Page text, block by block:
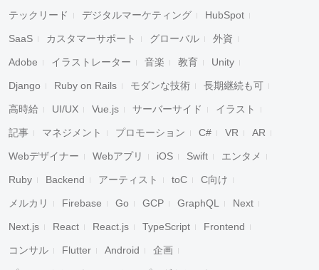
テックリード デジタルマーケティング HubSpot
SaaS カスタマーサポート グローバル 外資
Adobe イラストレーター 音楽 教育 Unity
Django Ruby on Rails モダンな技術 長期継続も可
高時給 UI/UX Vue.js サーバーサイド イラスト
記事 マネジメント プロモーション C# VR AR
Webデザイナー Webアプリ iOS Swift エンタメ
Ruby Backend アーティスト toC C向け
メルカリ Firebase Go GCP GraphQL Next
Next.js React React.js TypeScript Frontend
コンサル Flutter Android 企画